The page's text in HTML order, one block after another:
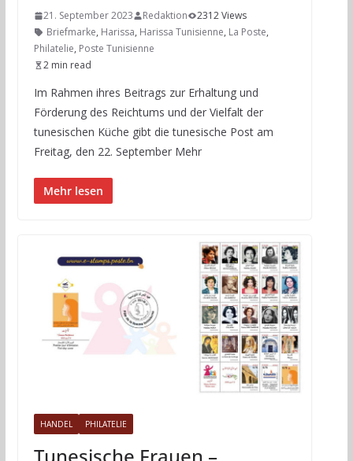
21. September 2023 Redaktion
2312 Views
Briefmarke, Harissa, Harissa Tunisienne, La Poste,
Philatelie, Poste Tunisienne
2 min read
Im Rahmen ihres Beitrags zur Erhaltung und
Förderung des Reichtums und der Vielfalt der
tunesischen Küche gibt die tunesische Post am
Freitag, den 22. September Mehr
Mehr lesen
HANDEL PHILATELIE